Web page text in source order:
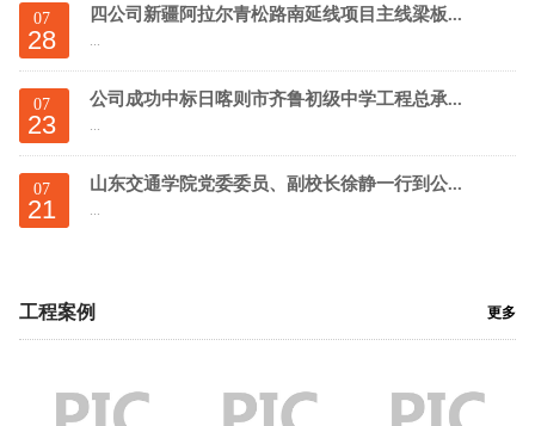
07
28
四公司新疆阿拉尔青松路南延线项目主线梁板...
07
23
公司成功中标日喀则市齐鲁初级中学工程总承...
07
21
山东交通学院党委委员、副校长徐静一行到公...
...
工程案例 更多